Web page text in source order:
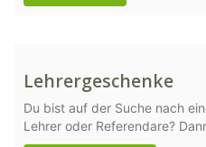
Lehrergeschenke
Du bist auf der Suche nach
Lehrer oder Referendare?